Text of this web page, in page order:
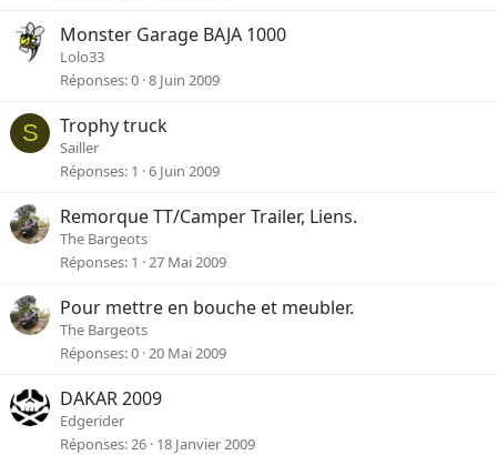
Monster Garage BAJA 1000
Lolo33
Réponses 0 8 Juin 2009
S Trophy truck
Sailler
Réponses 1 6 Juin 2009
Remorque TT/Camper Trailer, Liens.
The Bargeots
Réponses 1 27 Mai 2009
Pour mettre en bouche et meubler.
The Bargeots
Réponses 0 20 Mai 2009
DAKAR 2009
Edgerider
Réponses 26 18 Janvier 2009